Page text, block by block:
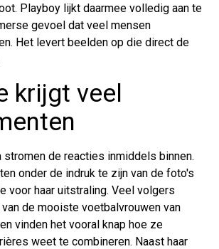
Playboy lijkt daarmee volledig aan te
gevoel dat veel mensen
Het levert beelden op die direct de
krijgt veel
stromen de reacties inmiddels binnen.
onder de indruk te zijn van de foto's
voor haar uitstraling. Veel volgers
van de mooiste voetbalvrouwen van
vinden het vooral knap hoe ze
weet te combineren. Naast haar